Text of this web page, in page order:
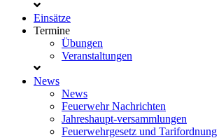
Einsätze
Termine
Übungen
Veranstaltungen
News
News
Feuerwehr Nachrichten
Jahreshaupt-versammlungen
Feuerwehrgesetz und Tarifordnung